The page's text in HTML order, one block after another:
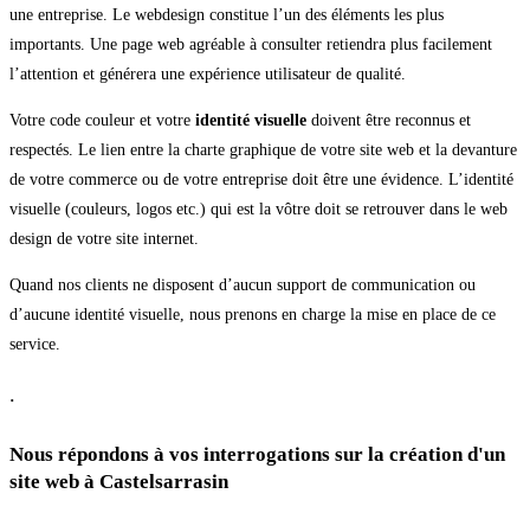
une entreprise. Le webdesign constitue l’un des éléments les plus
importants. Une page web agréable à consulter retiendra plus facilement
l’attention et générera une expérience utilisateur de qualité.
Votre code couleur et votre identité visuelle doivent être reconnus et
respectés. Le lien entre la charte graphique de votre site web et la devanture
de votre commerce ou de votre entreprise doit être une évidence. L’identité
visuelle (couleurs, logos etc.) qui est la vôtre doit se retrouver dans le web
design de votre site internet.
Quand nos clients ne disposent d’aucun support de communication ou
d’aucune identité visuelle, nous prenons en charge la mise en place de ce
service.
.
Nous répondons à vos interrogations sur la création d'un
site web à Castelsarrasin